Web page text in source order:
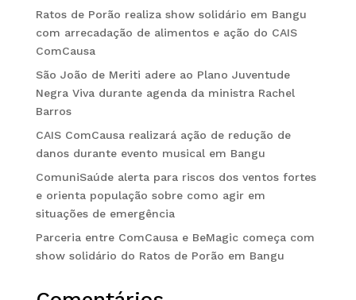
Ratos de Porão realiza show solidário em Bangu
com arrecadação de alimentos e ação do CAIS
ComCausa
São João de Meriti adere ao Plano Juventude
Negra Viva durante agenda da ministra Rachel
Barros
CAIS ComCausa realizará ação de redução de
danos durante evento musical em Bangu
ComuniSaúde alerta para riscos dos ventos fortes
e orienta população sobre como agir em
situações de emergência
Parceria entre ComCausa e BeMagic começa com
show solidário do Ratos de Porão em Bangu